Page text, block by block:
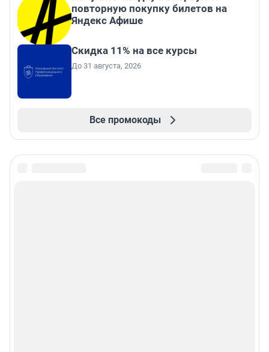
повторную покупку билетов на
Яндекс Афише
Скидка 11% на все курсы
До 31 августа, 2026
Все промокоды